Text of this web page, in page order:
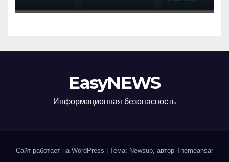
EasyNEWS
Информационная безопаcность
Сайт работает на WordPress | Тема: Newsup, автор Themeansar